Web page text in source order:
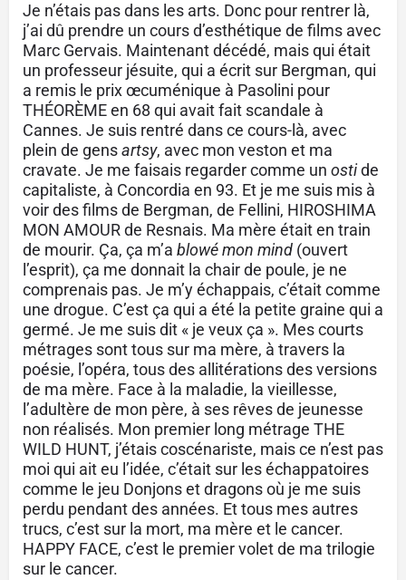
Je n’étais pas dans les arts. Donc pour rentrer là,
j’ai dû prendre un cours d’esthétique de films avec
Marc Gervais. Maintenant décédé, mais qui était
un professeur jésuite, qui a écrit sur Bergman, qui
a remis le prix œcuménique à Pasolini pour
THÉORÈME en 68 qui avait fait scandale à
Cannes. Je suis rentré dans ce cours-là, avec
plein de gensartsy, avec mon veston et ma
cravate. Je me faisais regarder comme un ostide
capitaliste, à Concordia en 93. Et je me suis mis à
voir des films de Bergman, de Fellini, HIROSHIMA
MON AMOUR de Resnais. Ma mère était en train
de mourir. Ça, ça m’a blowé mon mind (ouvert
l’esprit), ça me donnait la chair de poule, je ne
comprenais pas. Je m’y échappais, c’était comme
une drogue. C’est ça qui a été la petite graine qui a
germé. Je me suis dit « je veux ça ». Mes courts
métrages sont tous sur ma mère, à travers la
poésie, l’opéra, tous des allitérations des versions
de ma mère. Face à la maladie, la vieillesse,
l’adultère de mon père, à ses rêves de jeunesse
non réalisés. Mon premier long métrage THE
WILD HUNT, j’étais coscénariste, mais ce n’est pas
moi qui ait eu l’idée, c’était sur leséchappatoires
comme le jeu Donjons et dragons où je me suis
perdu pendant des années. Et tous mes autres
trucs, c’est sur la mort, ma mère et le cancer.
HAPPY FACE, c’est le premier volet de ma trilogie
sur le cancer.